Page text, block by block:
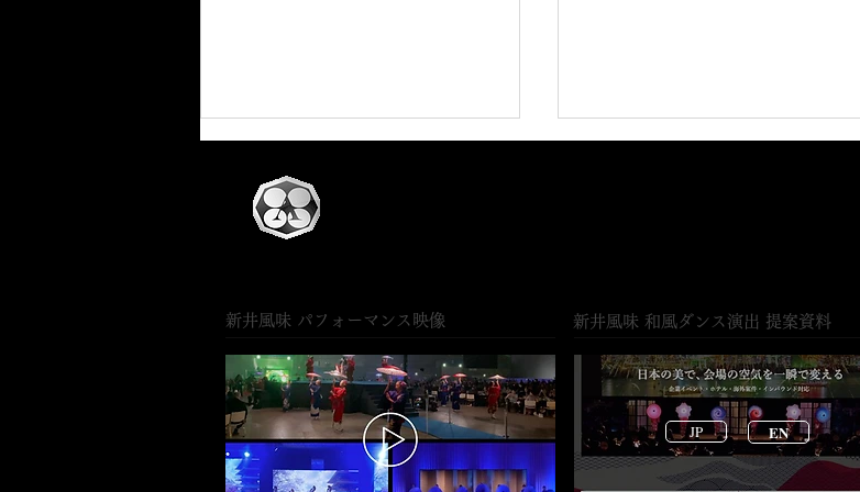
YOSAKOIソーラン祭り2026
出演
マンダリンオリエンタル東京
開催イベントに出演
新井風味 パフォーマンス映像 ​新井風味 和風ダンス演出 提案資料
JP EN